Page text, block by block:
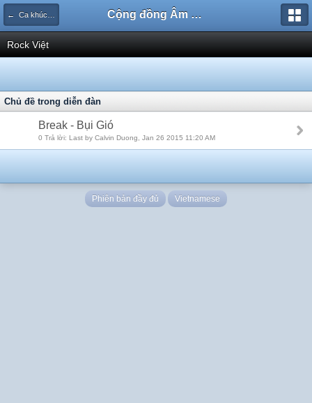
← Ca khúc mới Cộng đồng Âm nhạc Sound Says
Rock Việt
Chủ đề trong diễn đàn
Break - Bụi Gió
0 Trả lời: Last by Calvin Duong, Jan 26 2015 11:20 AM
Phiên bản đầy đủ Vietnamese